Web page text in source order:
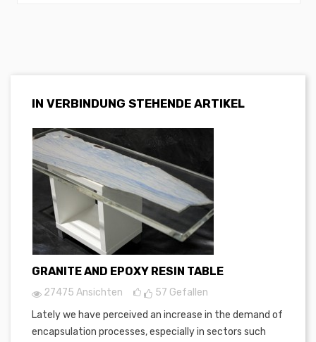
IN VERBINDUNG STEHENDE ARTIKEL
GRANITE AND EPOXY RESIN TABLE
27475 Ansichten 57 Gefallen
Lately we have perceived an increase in the demand of
encapsulation processes, especially in sectors such